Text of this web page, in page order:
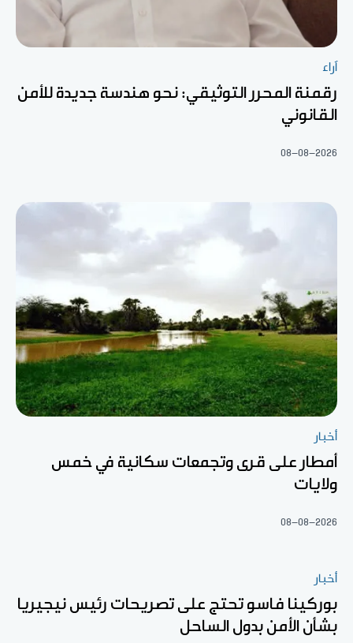
آراء
رقمنة المحرر التوثيقي: نحو هندسة جديدة للأمن
القانوني
08-08-2026
أخبار
أمطار على قرى وتجمعات سكانية في خمس
ولايات
08-08-2026
أخبار
بوركينا فاسو تحتج على تصريحات رئيس نيجيريا
بشأن الأمن بدول الساحل